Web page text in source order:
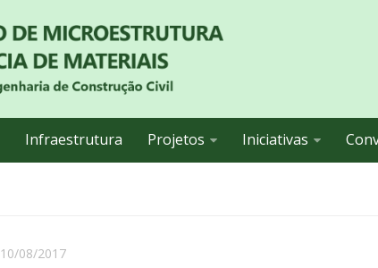
Infraestrutura Projetos Iniciativas
10/08/2017